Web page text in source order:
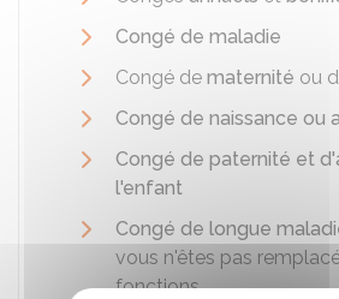
Congé de maladie
Congé de maternité ou
Congé de naissance ou
Congé de paternité et
l'enfant
Congé de longue
vous n'êtes pas
fonctions.